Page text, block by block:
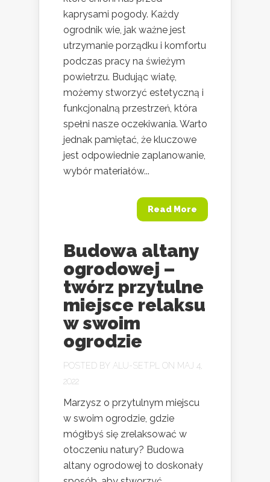
kaprysami pogody. Każdy
ogrodnik wie, jak ważne jest
utrzymanie porządku i komfortu
podczas pracy na świeżym
powietrzu. Budując wiatę,
możemy stworzyć estetyczną i
funkcjonalną przestrzeń, która
spełni nasze oczekiwania. Warto
jednak pamiętać, że kluczowe
jest odpowiednie zaplanowanie,
wybór materiałów...
Read More
Budowa altany
ogrodowej –
twórz przytulne
miejsce relaksu
w swoim
ogrodzie
POSTED BY ALU-SET.PL
ON MAJ 4,
2022
Marzysz o przytulnym miejscu
w swoim ogrodzie, gdzie
mógłbyś się zrelaksować w
otoczeniu natury? Budowa
altany ogrodowej to doskonały